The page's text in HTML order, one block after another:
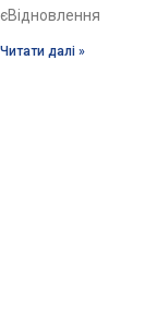
єВідновлення
Читати далі »